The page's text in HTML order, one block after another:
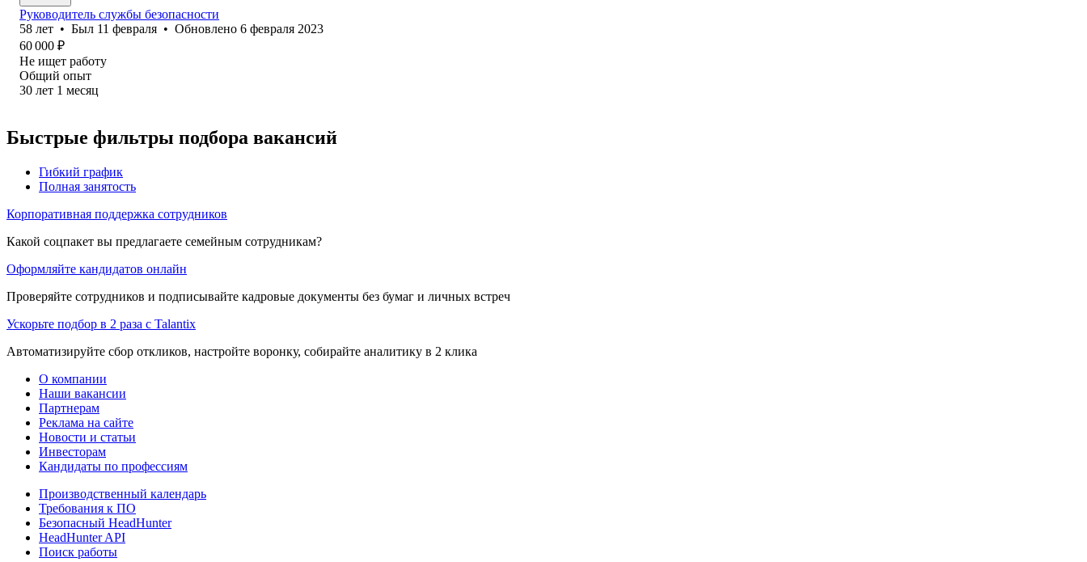
Руководитель службы безопасности
58 лет • Был 11 февраля • Обновлено 6 февраля 2023
60 000 ₽
Не ищет работу
Общий опыт
30 лет 1 месяц
Быстрые фильтры подбора вакансий
Гибкий график
Полная занятость
Корпоративная поддержка сотрудников
Какой соцпакет вы предлагаете семейным сотрудникам?
Оформляйте кандидатов онлайн
Проверяйте сотрудников и подписывайте кадровые документы без бумаг и личных встреч
Ускорьте подбор в 2 раза с Talantix
Автоматизируйте сбор откликов, настройте воронку, собирайте аналитику в 2 клика
О компании
Наши вакансии
Партнерам
Реклама на сайте
Новости и статьи
Инвесторам
Кандидаты по профессиям
Производственный календарь
Требования к ПО
Безопасный HeadHunter
HeadHunter API
Поиск работы